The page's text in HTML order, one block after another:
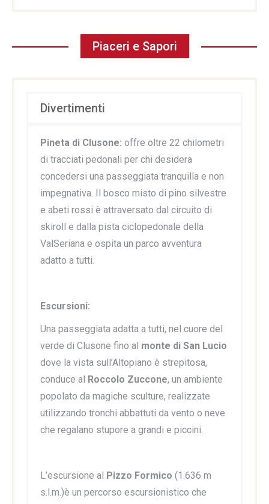
Piaceri e Sapori
Divertimenti
Pineta di Clusone: offre oltre 22 chilometri
di tracciati pedonali per chi desidera
concedersi una passeggiata tranquilla e non
impegnativa. Il bosco misto di pino silvestre
e abeti rossi è attraversato dal circuito di
skiroll e dalla pista ciclopedonale della
ValSeriana e ospita un parco avventura
adatto a tutti.
Escursioni:
Una passeggiata adatta a tutti, nel cuore del
verde di Clusone fino al monte di San Lucio
dove la vista sull’Altopiano è strepitosa,
conduce al Roccolo Zuccone, un ambiente
popolato da magiche sculture, realizzate
utilizzando tronchi abbattuti da vento o neve
che regalano stupore a grandi e piccini.
L’escursione al Pizzo Formico (1.636 m
s.l.m.)è un percorso escursionistico che